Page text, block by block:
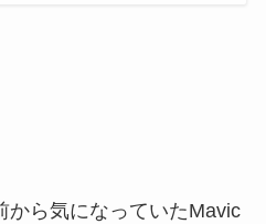
から気になっていたMavic